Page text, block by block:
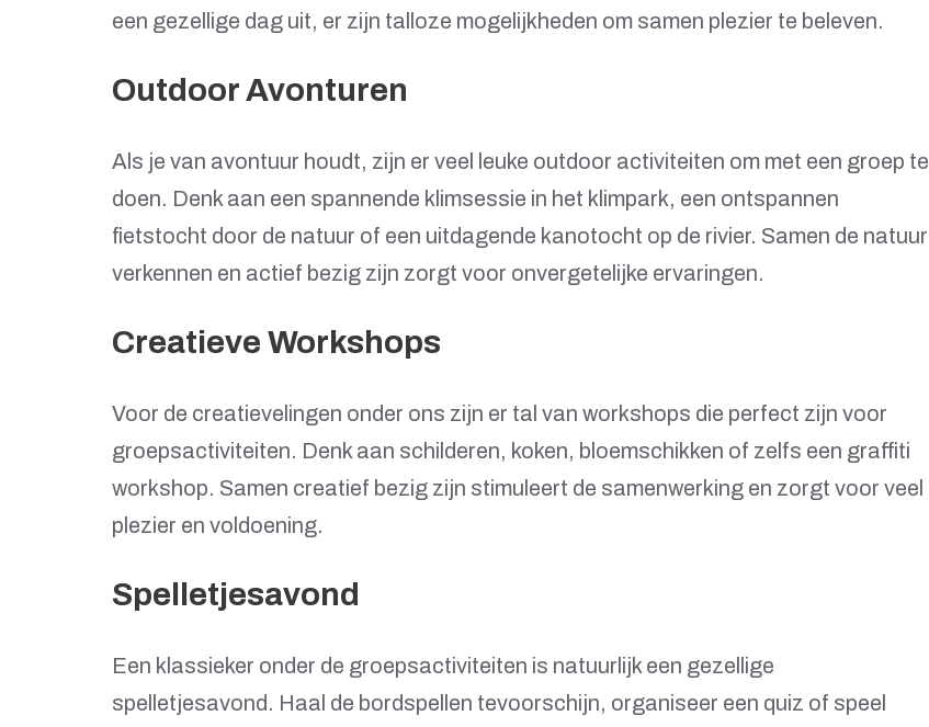
een gezellige dag uit, er zijn talloze mogelijkheden om samen plezier te beleven.
Outdoor Avonturen
Als je van avontuur houdt, zijn er veel leuke outdoor activiteiten om met een groep te
doen. Denk aan een spannende klimsessie in het klimpark, een ontspannen
fietstocht door de natuur of een uitdagende kanotocht op de rivier. Samen de natuur
verkennen en actief bezig zijn zorgt voor onvergetelijke ervaringen.
Creatieve Workshops
Voor de creatievelingen onder ons zijn er tal van workshops die perfect zijn voor
groepsactiviteiten. Denk aan schilderen, koken, bloemschikken of zelfs een graffiti
workshop. Samen creatief bezig zijn stimuleert de samenwerking en zorgt voor veel
plezier en voldoening.
Spelletjesavond
Een klassieker onder de groepsactiviteiten is natuurlijk een gezellige
spelletjesavond. Haal de bordspellen tevoorschijn, organiseer een quiz of speel